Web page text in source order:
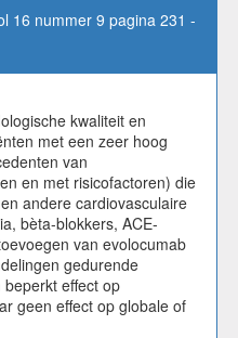
16 nummer 9 pagina 231 -
kwaliteit en
met een zeer hoog
van
en met risicofactoren) die
andere cardiovasculaire
bèta-blokkers, ACE-
van evolocumab
gedurende
effect op
geen effect op globale of